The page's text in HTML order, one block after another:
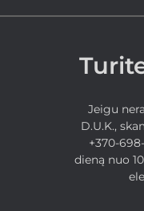
Jeigu
D.U.K.,
+370-
dieną nuo